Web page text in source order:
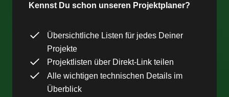
Kennst Du schon unseren Projektplaner?
Übersichtliche Listen für jedes Deiner
Projekte
Projektlisten über Direkt-Link teilen
Alle wichtigen technischen Details im
Überblick